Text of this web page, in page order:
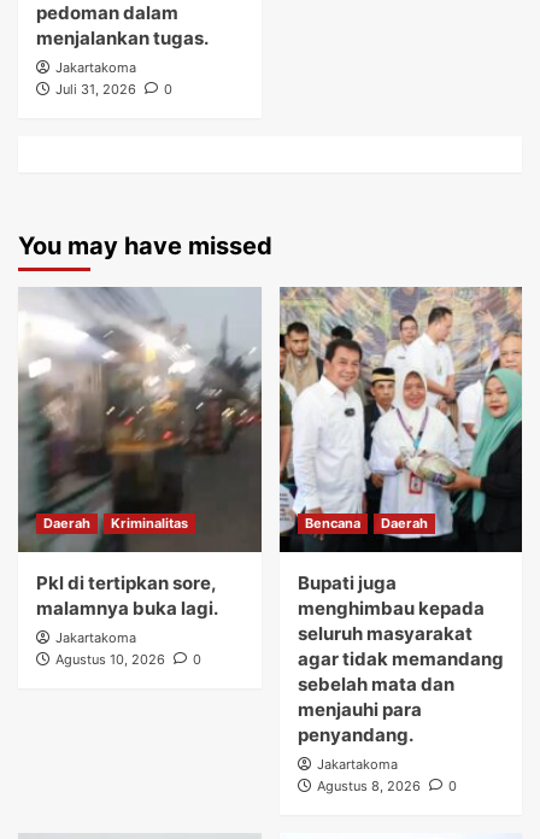
pedoman dalam
menjalankan tugas.
Jakartakoma
Juli 31, 2026
0
You may have missed
Daerah Kriminalitas
Pkl di tertipkan sore,
malamnya buka lagi.
Jakartakoma
Agustus 10, 2026
0
Bencana Daerah
Bupati juga
menghimbau kepada
seluruh masyarakat
agar tidak memandang
sebelah mata dan
menjauhi para
penyandang.
Jakartakoma
Agustus 8, 2026
0